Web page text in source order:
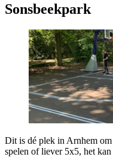
Sonsbeekpark
Dit is dé plek in Arnhem
spelen of liever 5x5, het